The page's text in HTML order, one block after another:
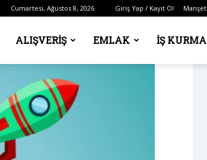
Cumartesi, Ağustos 8, 2026 Giriş Yap / Kayıt Ol Manşet
ALIŞVERIŞ EMLAK İŞ KURMA